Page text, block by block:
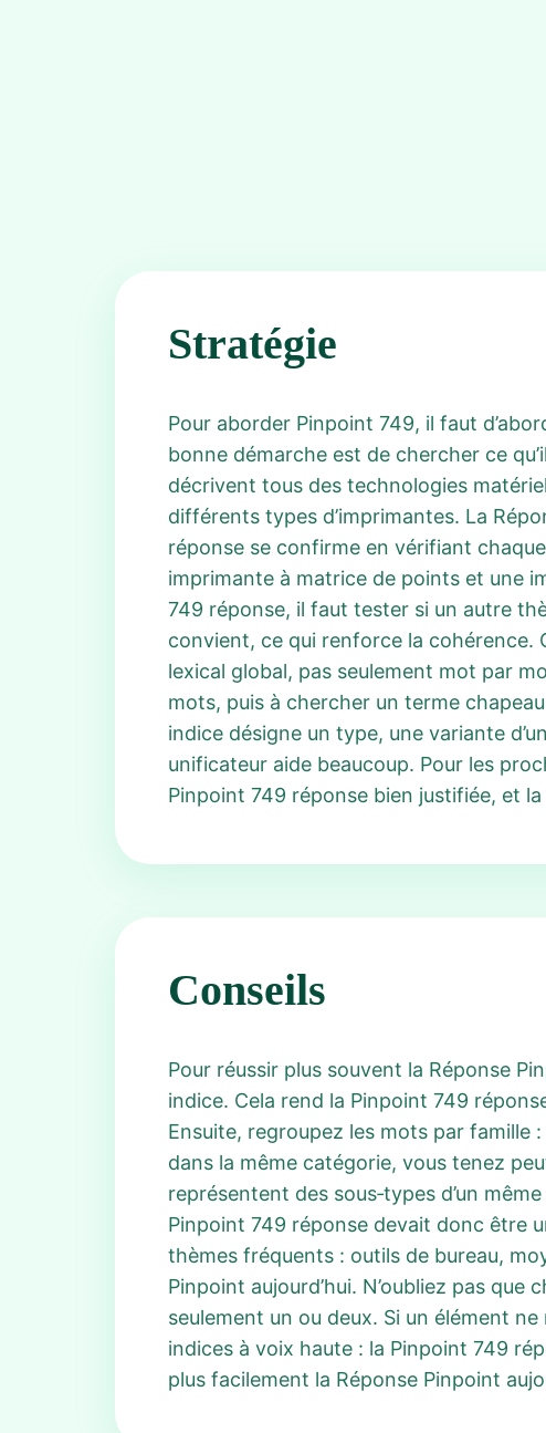
Stratégie
Pour aborder Pinpoint 749, il faut
bonne démarche est de chercher ce
décrivent tous des technologies
différents types d’imprimantes. La
réponse se confirme en vérifiant
imprimante à matrice de points et une
749 réponse, il faut tester si un autre
convient, ce qui renforce la cohérence.
lexical global, pas seulement mot par
mots, puis à chercher un terme
indice désigne un type, une variante
unificateur aide beaucoup. Pour les
Pinpoint 749 réponse bien justifiée, et
Conseils
Pour réussir plus souvent la Réponse
indice. Cela rend la Pinpoint 749
Ensuite, regroupez les mots par famille
dans la même catégorie, vous tenez
représentent des sous‑types d’un
Pinpoint 749 réponse devait donc être
thèmes fréquents : outils de bureau,
Pinpoint aujourd’hui. N’oubliez pas
seulement un ou deux. Si un élément
indices à voix haute : la Pinpoint 749
plus facilement la Réponse Pinpoint